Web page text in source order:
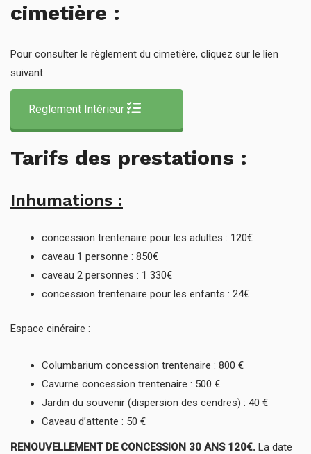
cimetière :
Pour consulter le règlement du cimetière, cliquez sur le lien
suivant :
Reglement Intérieur
Tarifs des prestations :
Inhumations :
concession trentenaire pour les adultes : 120€
caveau 1 personne : 850€
caveau 2 personnes : 1 330€
concession trentenaire pour les enfants : 24€
Espace cinéraire :
Columbarium concession trentenaire : 800 €
Cavurne concession trentenaire : 500 €
Jardin du souvenir (dispersion des cendres) : 40 €
Caveau d’attente : 50 €
RENOUVELLEMENT DE CONCESSION 30 ANS 120€. La date